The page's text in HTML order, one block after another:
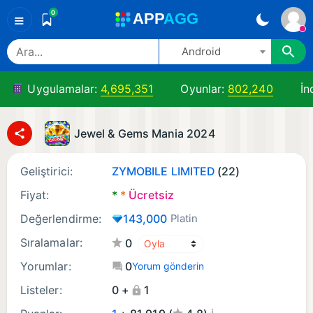
≡ 0 APPAGG
Android
Uygulamalar: 4,695,351 Oyunlar: 802,240
Jewel & Gems Mania 2024
Geliştirici: ZYMOBILE LIMITED (22)
Fiyat:
* * Ücretsiz
Değerlendirme:
143,000 Platin
Sıralamalar:
0
Yorumlar:
0Yorum gönderin
Listeler: 0 +
1
¡